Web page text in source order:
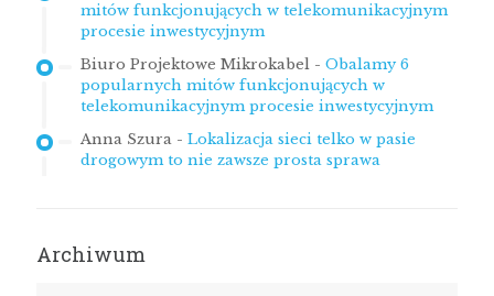
mitów funkcjonujących w telekomunikacyjnym
procesie inwestycyjnym
Biuro Projektowe Mikrokabel - Obalamy 6
popularnych mitów funkcjonujących w
telekomunikacyjnym procesie inwestycyjnym
Anna Szura - Lokalizacja sieci telko w pasie
drogowym to nie zawsze prosta sprawa
Archiwum